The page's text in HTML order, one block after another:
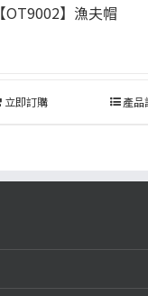
【OT9002】漁夫帽
立即訂購 產品